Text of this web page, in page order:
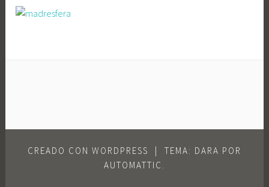
CREADO CON WORDPRESS |
TEMA: DARA POR
AUTOMATTIC .